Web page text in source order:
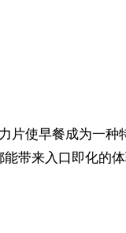
片使早餐成为一
带来入口即化的体